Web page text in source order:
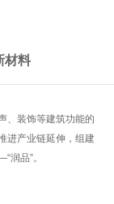
材料
、装饰等建筑功能的
进产业链延伸，组建
润品”。